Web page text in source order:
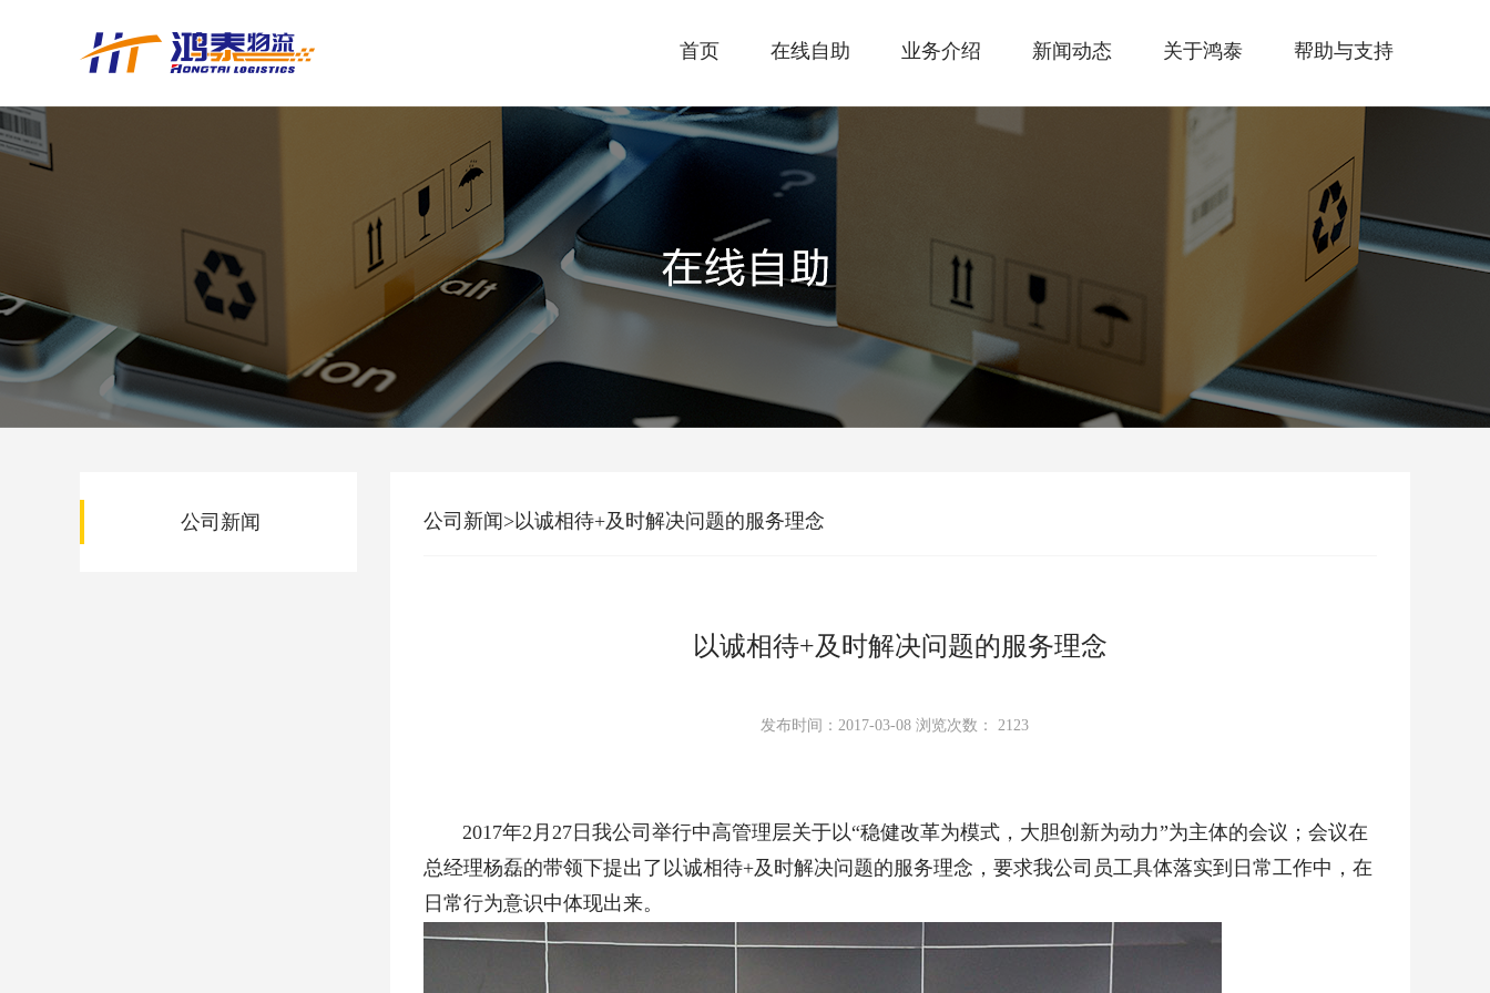
首页 在线自助 业务介绍 新闻动态 关于鸿泰 帮助与支持
公司新闻 公司新闻>以诚相待+及时解决问题的服务理念
以诚相待+及时解决问题的服务理念
发布时间：2017-03-08 浏览次数： 2123
2017年2月27日我公司举行中高管理层关于以“稳健改革为模式，大胆创新为动力”为主体的会议；会议在
总经理杨磊的带领下提出了以诚相待+及时解决问题的服务理念，要求我公司员工具体落实到日常工作中，在
日常行为意识中体现出来。